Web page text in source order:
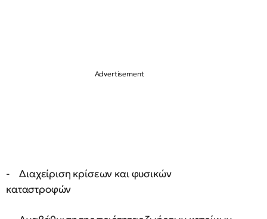
- Διαχείριση κρίσεων και φυσικών
καταστροφών